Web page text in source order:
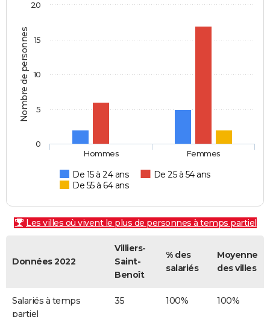
Nombre de personnes
De 15 à 24 ans
De 25 à 54 ans
De 55 à 64 ans
Hommes Femmes
0
5
10
15
20
Les villes où vivent le plus de personnes à temps partiel
Données 2022
Villiers-
Saint-
Benoît
% des
salariés
Moyenne
des villes
Salariés à temps
partiel
35 100% 100%